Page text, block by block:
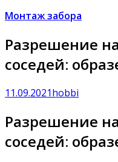
Монтаж забора
Разрешение
соседей:
11.09.2021hobbi
Разрешение
соседей: